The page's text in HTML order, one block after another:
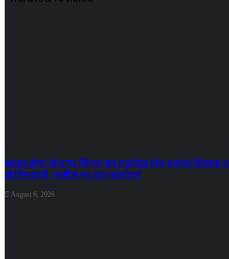
कांवड़ मेला में नगर निगम का अपग्रेडेड ड्रोन कमांड सिस्टम
से निगरानी, जमीन पर तुरंत कार्रवाई
August 6, 2026